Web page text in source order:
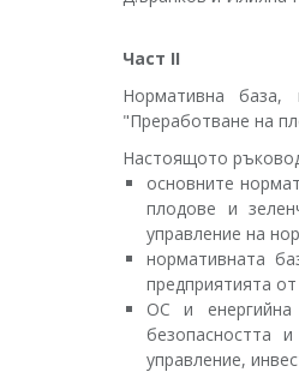
Част ІІ
Нормативна база,
"Преработване на
Настоящото
основните
плодове и
управление на
нормативната
предприятията
ОС и енергийна
безопасността
управление,